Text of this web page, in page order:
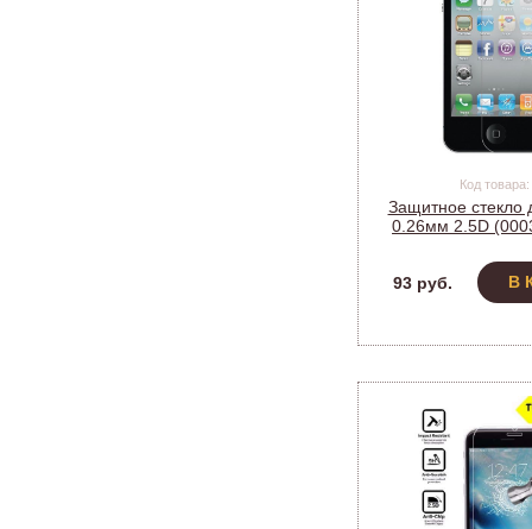
Код
Защитное стекло
0.26мм 2.5D
93 руб.
В